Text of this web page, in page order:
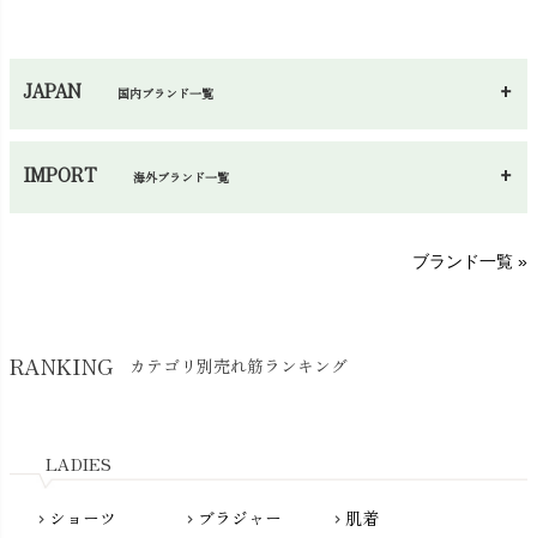
帽子・かさ・その他
JAPAN 国内ブランド一覧
生活アートクラブ
nanadecor（ナナデェコール）
IMPORT海外ブランド一覧
Lovingly Organics（ラビングリー）
Madame MO（マダムモー）
ブランド一覧 »
RANKING カテゴリ別売れ筋ランキング
LADIES
chevron_right ショーツ chevron_right ブラジャー chevron_right 肌着